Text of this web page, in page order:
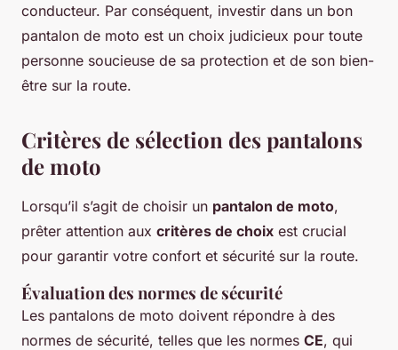
conducteur. Par conséquent, investir dans un bon
pantalon de moto est un choix judicieux pour toute
personne soucieuse de sa protection et de son bien-
être sur la route.
Critères de sélection des pantalons
de moto
Lorsqu’il s’agit de choisir un pantalon de moto,
prêter attention aux critères de choix est crucial
pour garantir votre confort et sécurité sur la route.
Évaluation des normes de sécurité
Les pantalons de moto doivent répondre à des
normes de sécurité, telles que les normes CE, qui